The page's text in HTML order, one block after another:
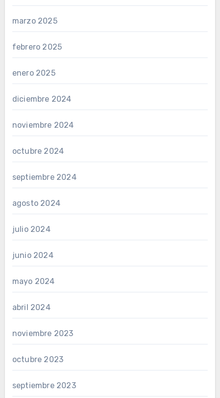
marzo 2025
febrero 2025
enero 2025
diciembre 2024
noviembre 2024
octubre 2024
septiembre 2024
agosto 2024
julio 2024
junio 2024
mayo 2024
abril 2024
noviembre 2023
octubre 2023
septiembre 2023